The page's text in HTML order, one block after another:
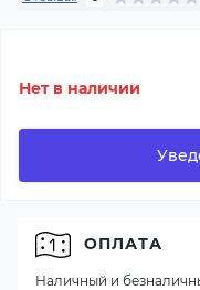
Нет в наличии
ОПЛАТА
Наличный и